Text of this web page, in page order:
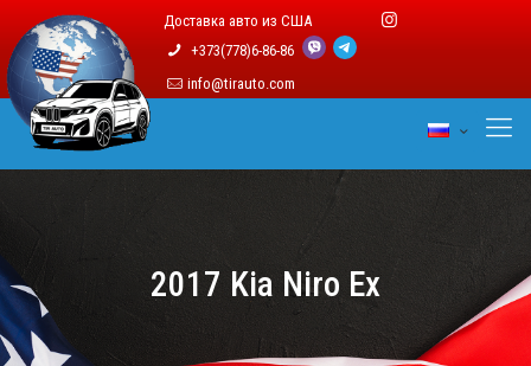
Доставка авто из США
+373(778)6-86-86
info@tirauto.com
2017 Kia Niro Ex